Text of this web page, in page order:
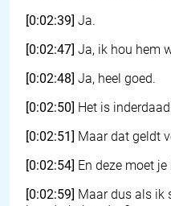
[0:02:39] Ja.
[0:02:47] Ja, ik hou hem
[0:02:48] Ja, heel goed.
[0:02:50] Het is
[0:02:51] Maar dat geldt
[0:02:54] En deze moet
[0:02:59] Maar dus als ik